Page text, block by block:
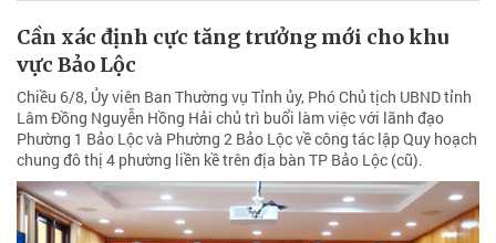
Cần xác định cực tăng trưởng mới cho khu
vực Bảo Lộc
Chiều 6/8, Ủy viên Ban Thường vụ Tỉnh ủy, Phó Chủ tịch UBND tỉnh
Lâm Đồng Nguyễn Hồng Hải chủ trì buổi làm việc với lãnh đạo
Phường 1 Bảo Lộc và Phường 2 Bảo Lộc về công tác lập Quy hoạch
chung đô thị 4 phường liền kề trên địa bàn TP Bảo Lộc (cũ).